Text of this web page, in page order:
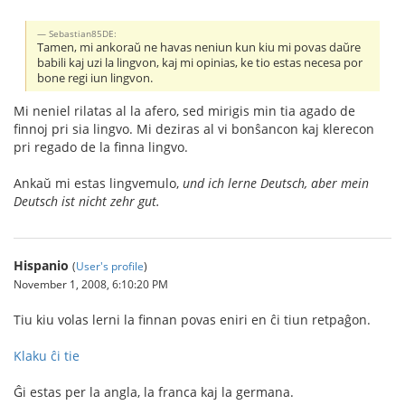
Sebastian85DE:
Tamen, mi ankoraŭ ne havas neniun kun kiu mi povas daŭre
babili kaj uzi la lingvon, kaj mi opinias, ke tio estas necesa por
bone regi iun lingvon.
Mi neniel rilatas al la afero, sed mirigis min tia agado de
finnoj pri sia lingvo. Mi deziras al vi bonŝancon kaj klerecon
pri regado de la finna lingvo.
Ankaŭ mi estas lingvemulo, und ich lerne Deutsch, aber mein
Deutsch ist nicht zehr gut.
Hispanio (User's profile)
November 1, 2008, 6:10:20 PM
Tiu kiu volas lerni la finnan povas eniri en ĉi tiun retpaĝon.
Klaku ĉi tie
Ĝi estas per la angla, la franca kaj la germana.